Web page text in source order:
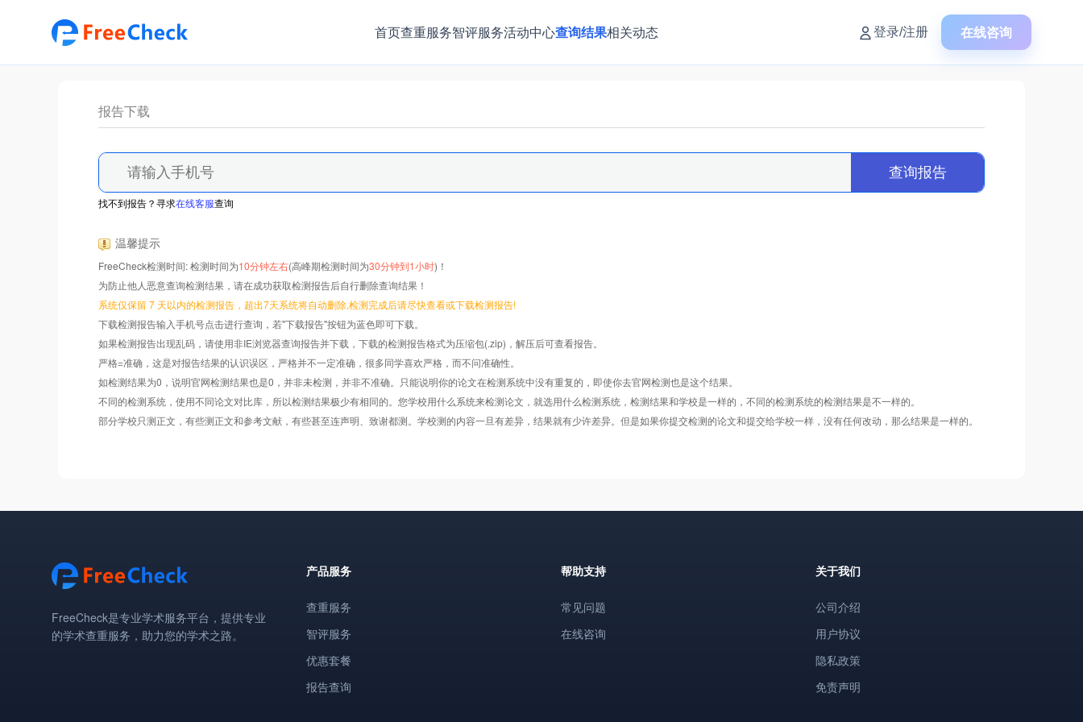
首页查重服务智评服务活动中心查询结果相关动态 登录/注册 在线咨询
报告下载
查询报告
找不到报告？寻求在线客服查询
温馨提示
FreeCheck检测时间: 检测时间为10分钟左右(高峰期检测时间为30分钟到1小时)！
为防止他人恶意查询检测结果，请在成功获取检测报告后自行删除查询结果！
系统仅保留 7 天以内的检测报告，超出7天系统将自动删除,检测完成后请尽快查看或下载检测报告!
下载检测报告输入手机号点击进行查询， 若"下载报告"按钮为蓝色即可下载。
如果检测报告出现乱码，请使用非IE浏览器查询报告并下载，下载的检测报告格式为压缩包(.zip)，解压后可查看报告。
严格=准确，这是对报告结果的认识误区，严格并不一定准确，很多同学喜欢严格，而不问准确性。
如检测结果为0，说明官网检测结果也是0，并非未检测，并非不准确。只能说明你的论文在检测系统中没有重复的，即使你去官网检测也是这个结果。
不同的检测系统，使用不同论文对比库，所以检测结果极少有相同的。您学校用什么系统来检测论文，就选用什么检测系统，检测结果和学校是一样的，不同的检测系统的检测结果是不一样的。
部分学校只测正文，有些测正文和参考文献，有些甚至连声明、致谢都测。学校测的内容一旦有差异，结果就有少许差异。但是如果你提交检测的论文和提交给学校一样，没有任何改动，那么结果是一样的。
FreeCheck是专业学术服务平台，提供专业
的学术查重服务，助力您的学术之路。
产品服务
查重服务
智评服务
优惠套餐
报告查询
帮助支持
常见问题
在线咨询
关于我们
公司介绍
用户协议
隐私政策
免责声明